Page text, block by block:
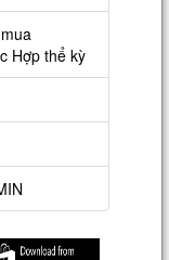
dị phát sinh.
...lại làm bằng thịt
Hợp thể kỳ